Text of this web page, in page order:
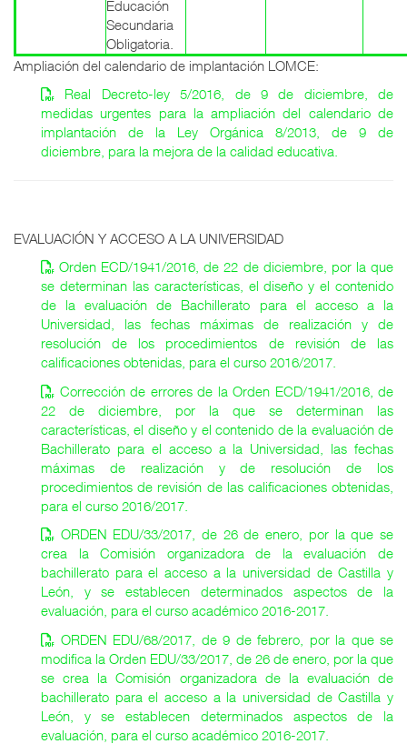
Educación
Secundaria
Obligatoria.
Ampliación del calendario de implantación LOMCE:
Real Decreto-ley 5/2016, de 9 de diciembre, de
medidas urgentes para la ampliación del calendario de
implantación de la Ley Orgánica 8/2013, de 9 de
diciembre, para la mejora de la calidad educativa.
EVALUACIÓN Y ACCESO A LA UNIVERSIDAD
Orden ECD/1941/2016, de 22 de diciembre, por la que
se determinan las características, el diseño y el contenido
de la evaluación de Bachillerato para el acceso a la
Universidad, las fechas máximas de realización y de
resolución de los procedimientos de revisión de las
calificaciones obtenidas, para el curso 2016/2017.
Corrección de errores de la Orden ECD/1941/2016, de
22 de diciembre, por la que se determinan las
características, el diseño y el contenido de la evaluación de
Bachillerato para el acceso a la Universidad, las fechas
máximas de realización y de resolución de los
procedimientos de revisión de las calificaciones obtenidas,
para el curso 2016/2017.
ORDEN EDU/33/2017, de 26 de enero, por la que se
crea la Comisión organizadora de la evaluación de
bachillerato para el acceso a la universidad de Castilla y
León, y se establecen determinados aspectos de la
evaluación, para el curso académico 2016-2017.
ORDEN EDU/68/2017, de 9 de febrero, por la que se
modifica la Orden EDU/33/2017, de 26 de enero, por la que
se crea la Comisión organizadora de la evaluación de
bachillerato para el acceso a la universidad de Castilla y
León, y se establecen determinados aspectos de la
evaluación, para el curso académico 2016-2017.